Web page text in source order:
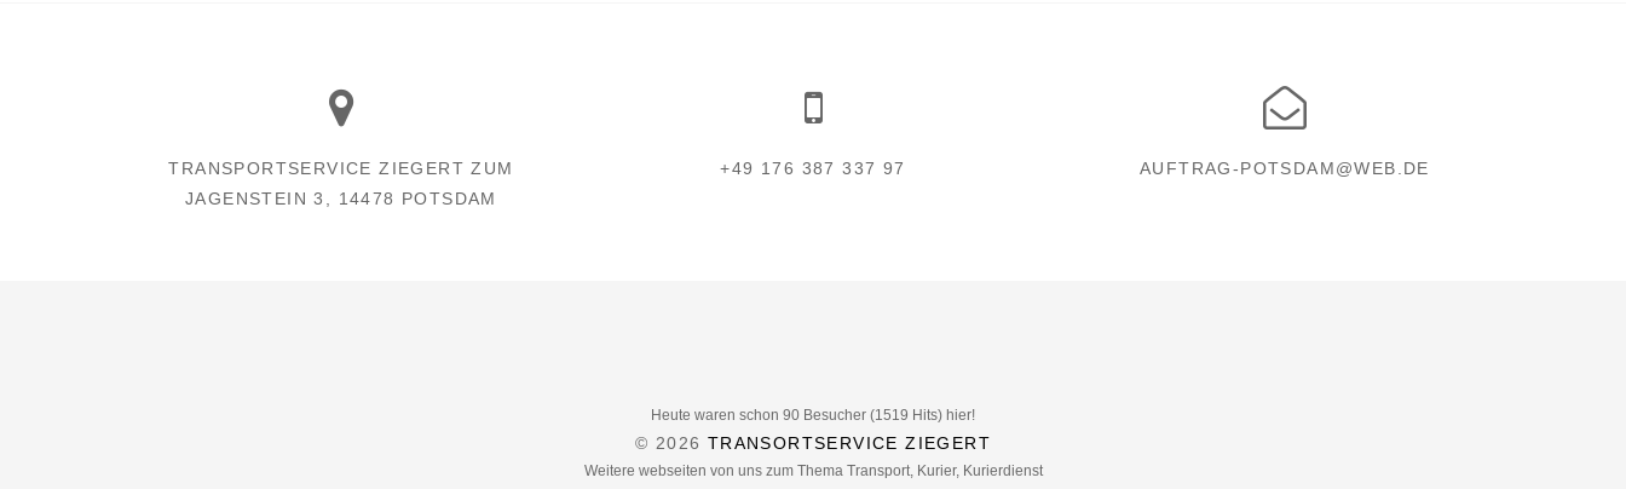
TRANSPORTSERVICE ZIEGERT ZUM
JAGENSTEIN 3, 14478 POTSDAM
+49 176 387 337 97 AUFTRAG-POTSDAM@WEB.DE
Heute waren schon 90 Besucher (1519 Hits) hier!
© 2026 TRANSORTSERVICE ZIEGERT
Weitere webseiten von uns zum Thema Transport, Kurier, Kurierdienst